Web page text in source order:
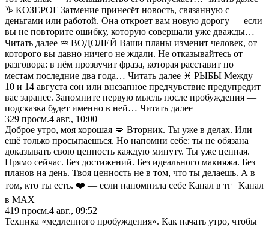
♑ КОЗЕРОГ Затмение принесёт новость, связанную с
деньгами или работой. Она откроет вам новую дорогу — если
вы не повторите ошибку, которую совершали уже дважды…
Читать далее ♒ ВОДОЛЕЙ Ваши планы изменит человек, от
которого вы давно ничего не ждали. Не отказывайтесь от
разговора: в нём прозвучит фраза, которая расставит по
местам последние два года… Читать далее ♓ РЫБЫ Между
10 и 14 августа сон или внезапное предчувствие предупредит
вас заранее. Запомните первую мысль после пробуждения —
подсказка будет именно в ней… Читать далее
329 просм.4 авг., 10:00
Доброе утро, моя хорошая 💋 Вторник. Ты уже в делах. Или
ещё только просыпаешься. Но напомни себе: ты не обязана
доказывать свою ценность каждую минуту. Ты уже ценная.
Прямо сейчас. Без достижений. Без идеального макияжа. Без
планов на день. Твоя ценность не в том, что ты делаешь. А в
том, кто ты есть. ❤️ — если напомнила себе Канал в тг | Канал
в МАХ
419 просм.4 авг., 09:52
Техника «медленного пробуждения». Как начать утро, чтобы